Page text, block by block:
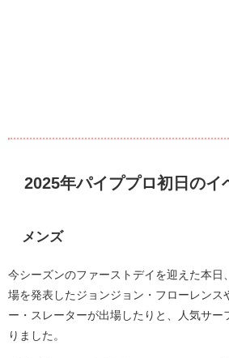
2025年パイププロ初日のイ
メンズ
今シーズンのファーストデイを迎えた本日
場を発表したジョンジョン・フローレンス
ー・スレーターが出場したりと、人気サー
りました。